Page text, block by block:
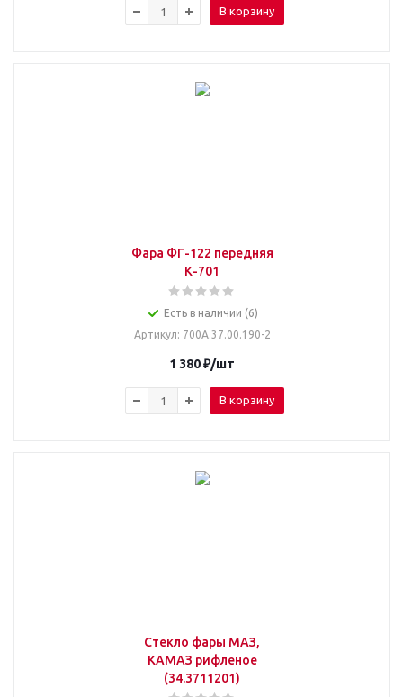
В корзину
Фара ФГ-122 передняя
К-701
Есть в наличии (6)
Артикул: 700А.37.00.190-2
1 380₽/шт
В корзину
Стекло фары МАЗ,
КАМАЗ рифленое
(34.3711201)